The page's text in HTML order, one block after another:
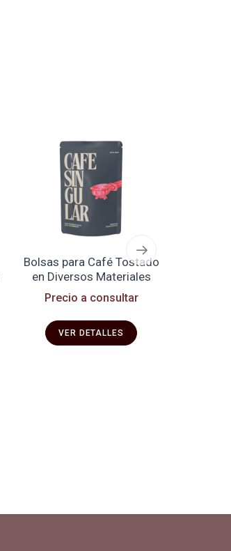
Bolsas para Café Tostado
en Diversos Materiales
Precio a consultar
VER DETALLES